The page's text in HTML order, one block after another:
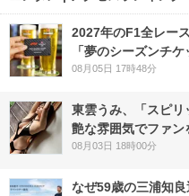
2027年のF1全レー
「夢のシーズンチ
08月05日 17時48分
東雲うみ、「スピ
艶な雰囲気でファン
08月03日 18時00分
なぜ59歳の三浦知